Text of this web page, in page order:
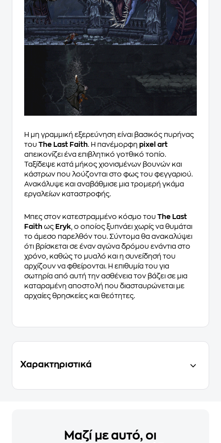
Η μη γραμμική εξερεύνηση είναι βασικός πυρήνας
του The Last Faith. Η πανέμορφη pixel art
απεικονίζει ένα επιβλητικό γοτθικό τοπίο.
Ταξίδεψε κατά μήκος χιονισμένων βουνών και
κάστρων που λούζονται στο φως του φεγγαριού.
Ανακάλυψε και αναβάθμισε μια τρομερή γκάμα
εργαλείων καταστροφής.
Μπες στον κατεστραμμένο κόσμο του The Last
Faith ως Eryk , ο οποίος ξυπνάει χωρίς να θυμάται
το άμεσο παρελθόν του. Σύντομα θα ανακαλύψει
ότι βρίσκεται σε έναν αγώνα δρόμου ενάντια στο
χρόνο, καθώς το μυαλό και η συνείδησή του
αρχίζουν να φθείρονται. Η επιθυμία του για
σωτηρία από αυτή την ασθένεια τον βάζει σε μια
καταραμένη αποστολή που διασταυρώνεται με
αρχαίες θρησκείες και θεότητες.
Χαρακτηριστικά
Μαζί με αυτό, οι